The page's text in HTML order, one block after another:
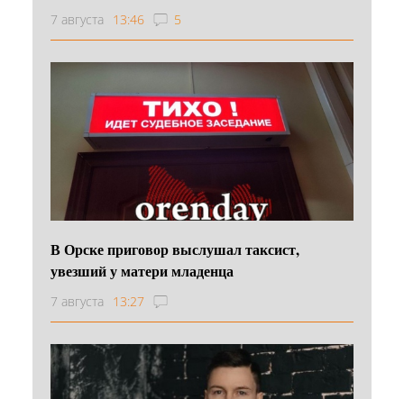
7 августа 13:46 5
В Орске приговор выслушал таксист,
увезший у матери младенца
7 августа 13:27